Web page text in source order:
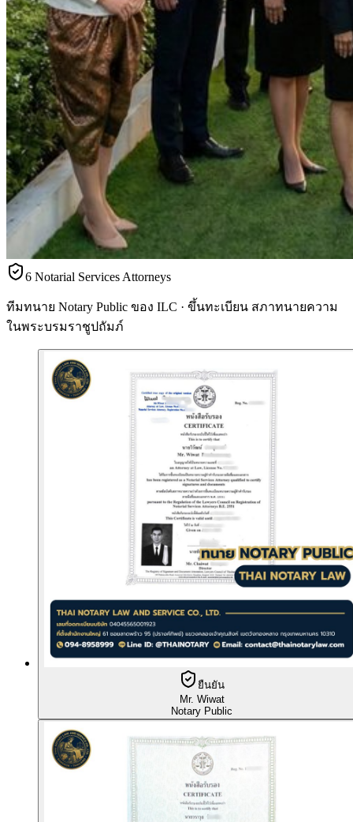
6 Notarial Services Attorneys
ทีมทนาย Notary Public ของ ILC · ขึ้นทะเบียน สภาทนายความ
ในพระบรมราชูปถัมภ์
ยืนยัน
Mr. Wiwat
Notary Public